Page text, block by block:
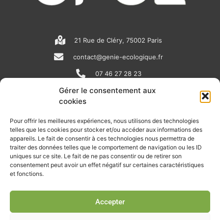
Gérer le consentement aux
cookies
Pour offrir les meilleures expériences, nous utilisons des technologies
telles que les cookies pour stocker et/ou accéder aux informations des
appareils. Le fait de consentir à ces technologies nous permettra de
traiter des données telles que le comportement de navigation ou les ID
uniques sur ce site. Le fait de ne pas consentir ou de retirer son
consentement peut avoir un effet négatif sur certaines caractéristiques
et fonctions.
Accepter
21 Rue de Cléry, 75002 Paris
contact@genie-ecologique.fr
07 46 27 28 23
N
e
w
s
p
p
e
i
n
k
e
i
n
o
u
t
u
e
RECEVOIR L'ACTU DE LA FILIÈRE
Retrouvez tous les mois les articles terrain de nos adhérents, les
rendez-vous importants de la filière, nos offres de stages et
Je m'abonne à la lettre d'info